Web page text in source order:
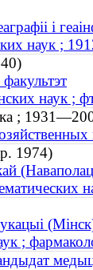
і
наук ;
наук ;
;
1974)
;